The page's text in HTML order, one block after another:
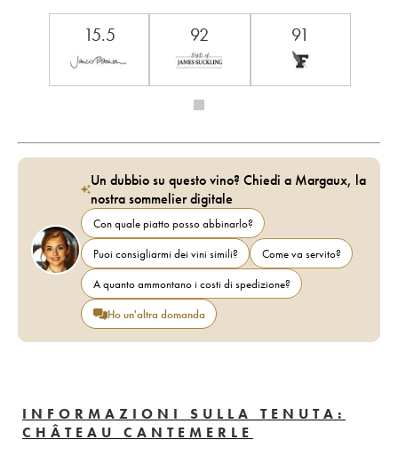
15.5 92 91
Un dubbio su questo vino? Chiedi a Margaux, la
nostra sommelier digitale
Con quale piatto posso abbinarlo?
Puoi consigliarmi dei vini simili?
Come va servito?
A quanto ammontano i costi di spedizione?
Ho un'altra domanda
INFORMAZIONI SULLA TENUTA:
CHÂTEAU CANTEMERLE